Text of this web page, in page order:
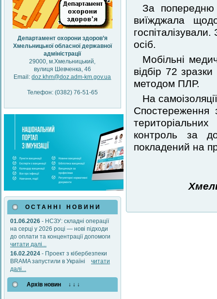
Департамент охорони здоров’я
Хмельницької обласної державної
адміністрації
29000, м.Хмельницький,
вулиця Шевченка, 46
Email:doz.khm@doz.adm-km.gov.ua
Телефон: (0382) 76-51-65
О С Т А Н Н І Н О В И Н И
01.06.2026 - НСЗУ: складні операції
на серці у 2026 році — нові підходи
до оплати та концентрації допомоги
читати далі...
16.02.2024 - Проект з кібербезпеки
BRAMA запустили в Україні читати
далі...
Архів новин ↓ ↓ ↓
За попередню
виїжджала
осіб.
Мобільні
відбір 72
методом ПЛР.
На
Спостереження
контроль за
покладений на